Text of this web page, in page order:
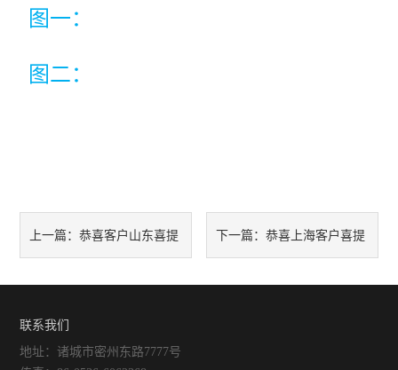
图一：
图二：
上一篇：恭喜客户山东喜提 下一篇： 恭喜上海客户喜提
联系我们
地址：诸城市密州东路7777号